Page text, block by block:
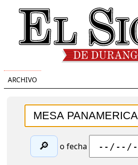
ARCHIVO
🔎 o fecha